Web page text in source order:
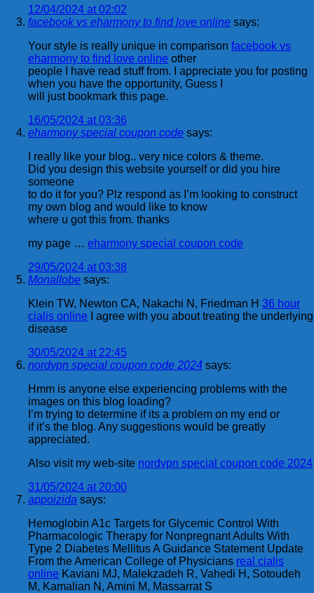
12/04/2024 at 02:02
facebook vs eharmony to find love online says:
Your style is really unique in comparison facebook vs
eharmony to find love online other
people I have read stuff from. I appreciate you for posting
when you have the opportunity, Guess I
will just bookmark this page.
16/05/2024 at 03:36
eharmony special coupon code says:
I really like your blog.. very nice colors & theme.
Did you design this website yourself or did you hire
someone
to do it for you? Plz respond as I’m looking to construct
my own blog and would like to know
where u got this from. thanks
my page … eharmony special coupon code
29/05/2024 at 03:38
Monallobe says:
Klein TW, Newton CA, Nakachi N, Friedman H 36 hour
cialis online I agree with you about treating the underlying
disease
30/05/2024 at 22:45
nordvpn special coupon code 2024 says:
Hmm is anyone else experiencing problems with the
images on this blog loading?
I’m trying to determine if its a problem on my end or
if it’s the blog. Any suggestions would be greatly
appreciated.
Also visit my web-site nordvpn special coupon code 2024
31/05/2024 at 20:00
appoizida says:
Hemoglobin A1c Targets for Glycemic Control With
Pharmacologic Therapy for Nonpregnant Adults With
Type 2 Diabetes Mellitus A Guidance Statement Update
From the American College of Physicians real cialis
online Kaviani MJ, Malekzadeh R, Vahedi H, Sotoudeh
M, Kamalian N, Amini M, Massarrat S